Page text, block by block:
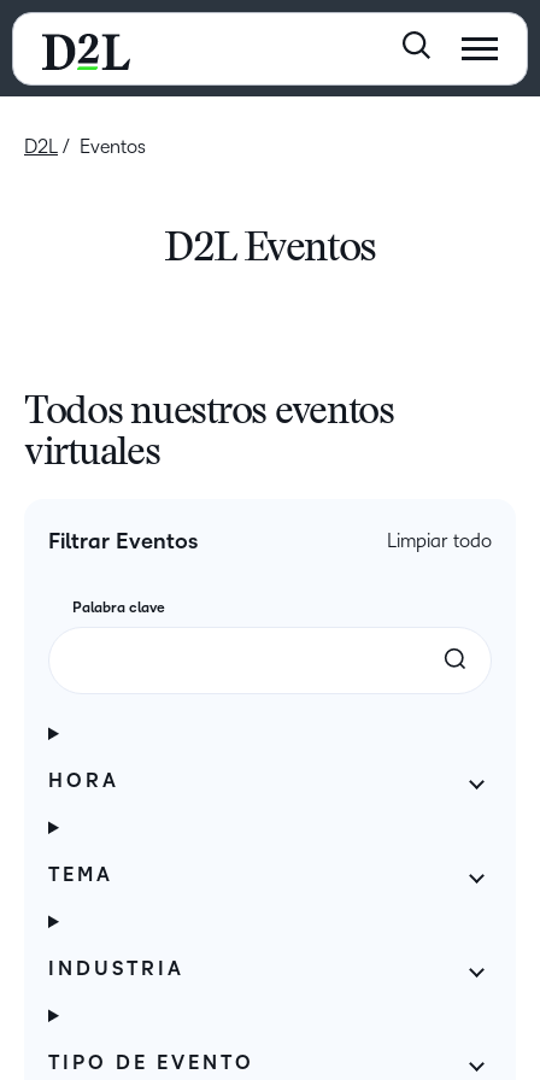
D2L Eventos
D2L Eventos
Todos nuestros eventos
virtuales
Filtrar Eventos Limpiar todo
Palabra clave
HORA
TEMA
INDUSTRIA
TIPO DE EVENTO